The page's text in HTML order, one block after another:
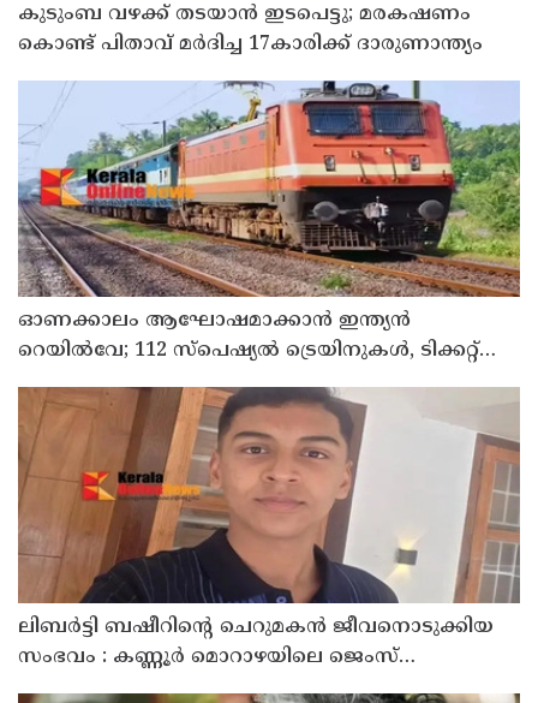
കുടുംബ വഴക്ക് തടയാന്‍ ഇടപെട്ടു; മരകഷണം
കൊണ്ട് പിതാവ് മർദിച്ച 17കാരിക്ക് ദാരുണാന്ത്യം
ഓണക്കാലം ആഘോഷമാക്കാൻ ഇന്ത്യൻ
റെയിൽവേ; 112 സ്പെഷ്യൽ ട്രെയിനുകൾ, ടിക്കറ്റ്
ലിബർട്ടി ബഷീറിന്റെ ചെറുമകൻ ജീവനൊടുക്കിയ
സംഭവം : കണ്ണൂർ മൊറാഴയിലെ ജെംസ്